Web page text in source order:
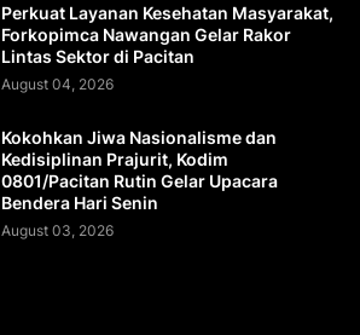
Perkuat Layanan Kesehatan Masyarakat,
Forkopimca Nawangan Gelar Rakor
Lintas Sektor di Pacitan
August 04, 2026
Kokohkan Jiwa Nasionalisme dan
Kedisiplinan Prajurit, Kodim
0801/Pacitan Rutin Gelar Upacara
Bendera Hari Senin
August 03, 2026